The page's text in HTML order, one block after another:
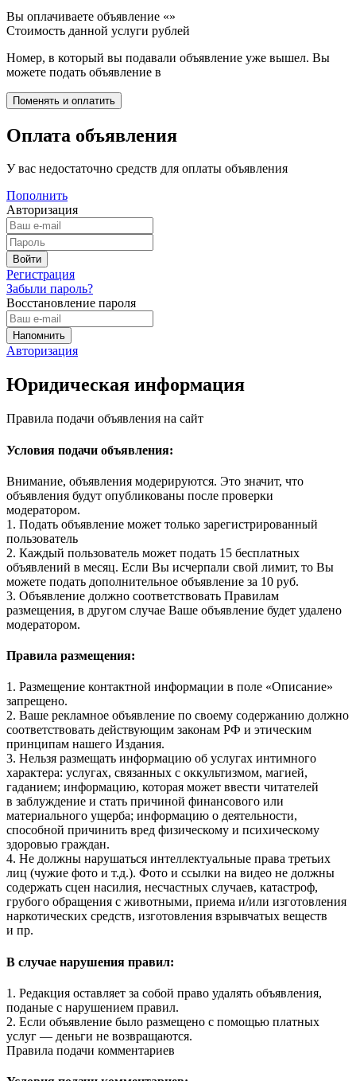
Вы оплачиваете объявление «»
Стоимость данной услуги рублей
Номер, в который вы подавали объявление уже вышел. Вы
можете подать объявление в
Оплата объявления
У вас недостаточно средств для оплаты объявления
Пополнить
Авторизация
Регистрация
Забыли пароль?
Восстановление пароля
Авторизация
Юридическая информация
Правила подачи объявления на сайт
Условия подачи объявления:
Внимание, объявления модерируются. Это значит, что
объявления будут опубликованы после проверки
модератором.
1. Подать объявление может только зарегистрированный
пользователь
2. Каждый пользователь может подать 15 бесплатных
объявлений в месяц. Если Вы исчерпали свой лимит, то Вы
можете подать дополнительное объявление за 10 руб.
3. Объявление должно соответствовать Правилам
размещения, в другом случае Ваше объявление будет удалено
модератором.
Правила размещения:
1. Размещение контактной информации в поле «Описание»
запрещено.
2. Ваше рекламное объявление по своему содержанию должно
соответствовать действующим законам РФ и этическим
принципам нашего Издания.
3. Нельзя размещать информацию об услугах интимного
характера: услугах, связанных с оккультизмом, магией,
гаданием; информацию, которая может ввести читателей
в заблуждение и стать причиной финансового или
материального ущерба; информацию о деятельности,
способной причинить вред физическому и психическому
здоровью граждан.
4. Не должны нарушаться интеллектуальные права третьих
лиц (чужие фото и т.д.). Фото и ссылки на видео не должны
содержать сцен насилия, несчастных случаев, катастроф,
грубого обращения с животными, приема и/или изготовления
наркотических средств, изготовления взрывчатых веществ
и пр.
В случае нарушения правил:
1. Редакция оставляет за собой право удалять объявления,
поданые с нарушением правил.
2. Если объявление было размещено с помощью платных
услуг — деньги не возвращаются.
Правила подачи комментариев